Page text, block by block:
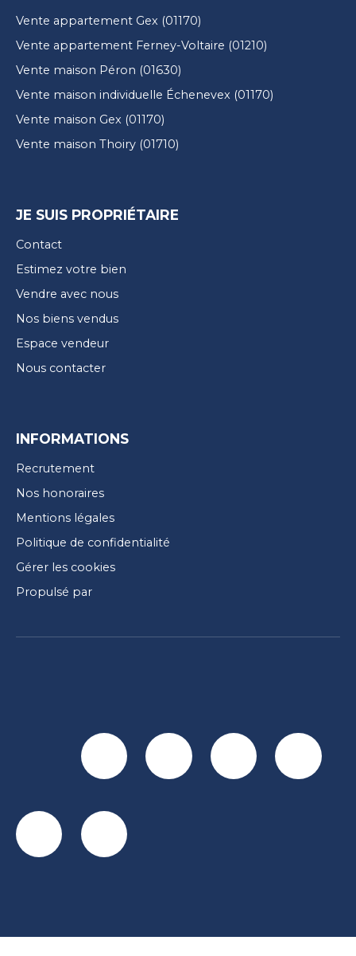
Vente appartement Gex (01170)
Vente appartement Ferney-Voltaire (01210)
Vente maison Péron (01630)
Vente maison individuelle Échenevex (01170)
Vente maison Gex (01170)
Vente maison Thoiry (01710)
JE SUIS PROPRIÉTAIRE
Contact
Estimez votre bien
Vendre avec nous
Nos biens vendus
Espace vendeur
Nous contacter
INFORMATIONS
Recrutement
Nos honoraires
Mentions légales
Politique de confidentialité
Gérer les cookies
Propulsé par